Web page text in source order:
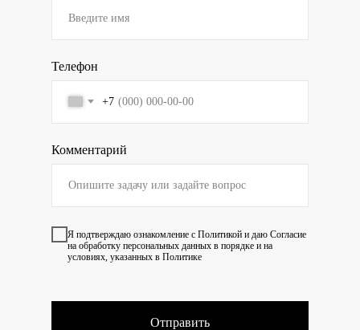
Телефон
+7
Комментарий
Я подтверждаю ознакомление с Политикой и даю Согласие
на обработку персональных данных в порядке и на
условиях, указанных в Политике
Отправить